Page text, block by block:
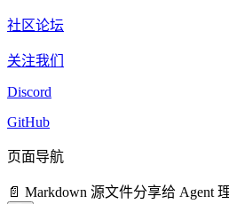
社区论坛
关注我们
Discord
GitHub
页面导航
📄 Markdown 源文件分享给 Agent